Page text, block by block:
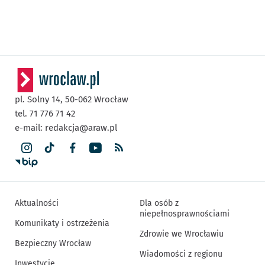
pl. Solny 14, 50-062 Wrocław
tel. 71 776 71 42
e-mail: redakcja@araw.pl
Aktualności
Komunikaty i ostrzeżenia
Bezpieczny Wrocław
Dla osób z
niepełnosprawnościami
Zdrowie we Wrocławiu
Wiadomości z regionu